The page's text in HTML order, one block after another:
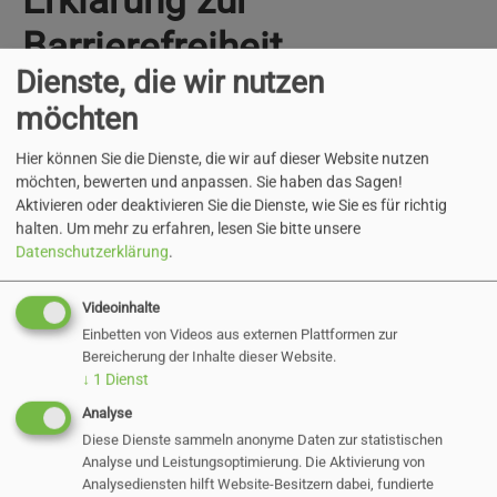
Barrierefreiheit
Diese Erklärung wurde am 07.01.2026 erstellt.
Die Aussagen bezüglich der Vereinbarkeit mit
den Barrierefreiheitsanforderungen in dieser
Erklärung beruhen auf einer Selbstbewertung.
Die Erklärung wurde zuletzt am 07.01.2026
überprüft.
Beschwerdeverfahren
Wenn auch nach Ihrem Feedback an den oben
genannten Kontakt keine zufriedenstellende
Lösung gefunden wurde, können Sie sich an die
Dienste, die wir nutzen
möchten
Hier können Sie die Dienste, die wir auf dieser Website nutzen
möchten, bewerten und anpassen. Sie haben das Sagen!
Aktivieren oder deaktivieren Sie die Dienste, wie Sie es für richtig
halten. Um mehr zu erfahren, lesen Sie bitte unsere
Datenschutzerklärung.
Videoinhalte
Einbetten von Videos aus externen Plattformen zur
Bereicherung der Inhalte dieser Website.
↓ 1 Dienst
Analyse
Diese Dienste sammeln anonyme Daten zur statistischen
Analyse und Leistungsoptimierung. Die Aktivierung von
Analysediensten hilft Website-Besitzern dabei, fundierte